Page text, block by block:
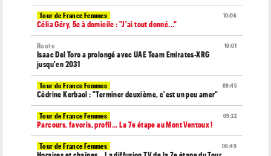
10:06
Tour de France Femmes
Célia Géry, 5e à domicile : "J'ai tout donné..."
10:01
Route
Isaac Del Toro a prolongé avec UAE Team Emirates-XRG
jusqu'en 2031
09:45
Tour de France Femmes
Cédrine Kerbaol : "Terminer deuxième, c'est un peu amer"
09:22
Tour de France Femmes
Parcours, favoris, profil… La 7e étape au Mont Ventoux !
08:49
Tour de France Femmes